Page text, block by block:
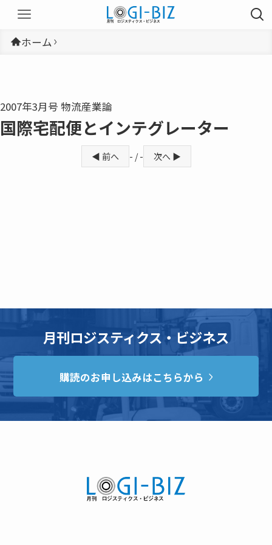
ホーム
2007年3月号 物流産業論
国際宅配便とインテグレーター
◀ 前へ - / - 次へ ▶
月刊ロジスティクス・ビジネス
購読のお申し込みはこちらから